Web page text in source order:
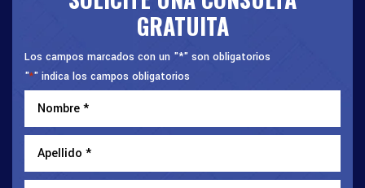
GRATUITA
Los campos marcados con un "*" son obligatorios
"*" indica los campos obligatorios